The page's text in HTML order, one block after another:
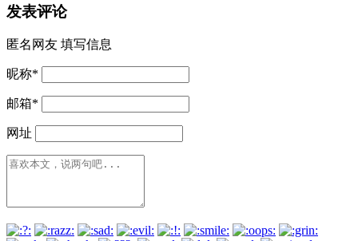
发表评论
匿名网友 填写信息
昵称*
邮箱*
网址